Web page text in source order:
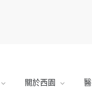
關於西園